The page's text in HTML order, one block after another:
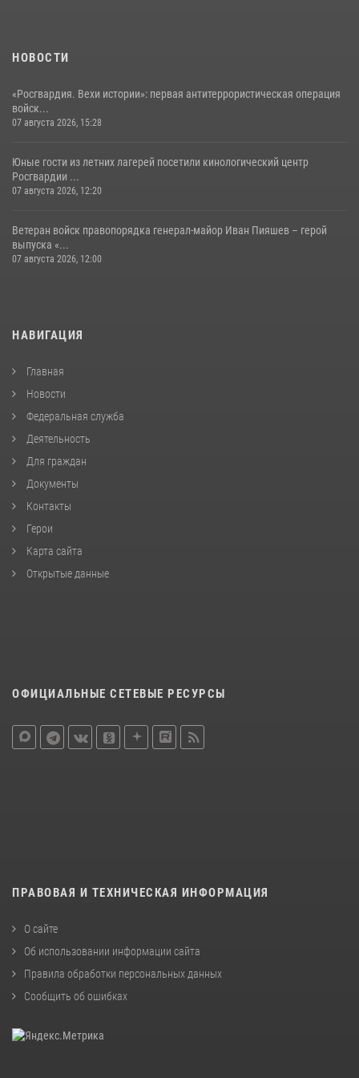
НОВОСТИ
«Росгвардия. Вехи истории»: первая антитеррористическая операция
войск...
07 августа 2026, 15:28
Юные гости из летних лагерей посетили кинологический центр
Росгвардии ...
07 августа 2026, 12:20
Ветеран войск правопорядка генерал-майор Иван Пияшев – герой
выпуска «...
07 августа 2026, 12:00
НАВИГАЦИЯ
Главная
Новости
Федеральная служба
Деятельность
Для граждан
Документы
Контакты
Герои
Карта сайта
Открытые данные
ОФИЦИАЛЬНЫЕ СЕТЕВЫЕ РЕСУРСЫ
ПРАВОВАЯ И ТЕХНИЧЕСКАЯ ИНФОРМАЦИЯ
О сайте
Об использовании информации сайта
Правила обработки персональных данных
Сообщить об ошибках